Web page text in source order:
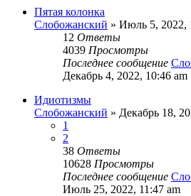
Пятая колонка
Слобожанский » Июль 5, 2022,
12 Ответы
4039 Просмотры
Последнее сообщение
Декабрь 4, 2022, 10:46 am
Идиотизмы
Слобожанский » Декабрь 18,
1
2
38 Ответы
10628 Просмотры
Последнее сообщение
Июль 25, 2022, 11:47 am